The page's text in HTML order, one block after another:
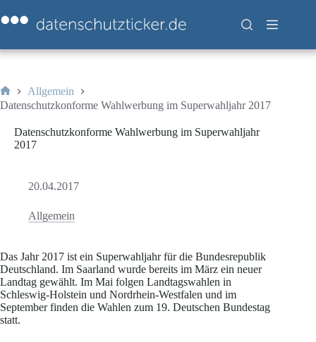
Inhalt
springen
Start
Allgemein
Datenschutzkonforme Wahlwerbung im Superwahljahr 2017
Datenschutzkonforme Wahlwerbung im Superwahljahr
2017
20.04.2017
Allgemein
Das Jahr 2017 ist ein Superwahljahr für die Bundesrepublik
Deutschland. Im Saarland wurde bereits im März ein neuer
Landtag gewählt. Im Mai folgen Landtagswahlen in
Schleswig-Holstein und Nordrhein-Westfalen und im
September finden die Wahlen zum 19. Deutschen Bundestag
statt.